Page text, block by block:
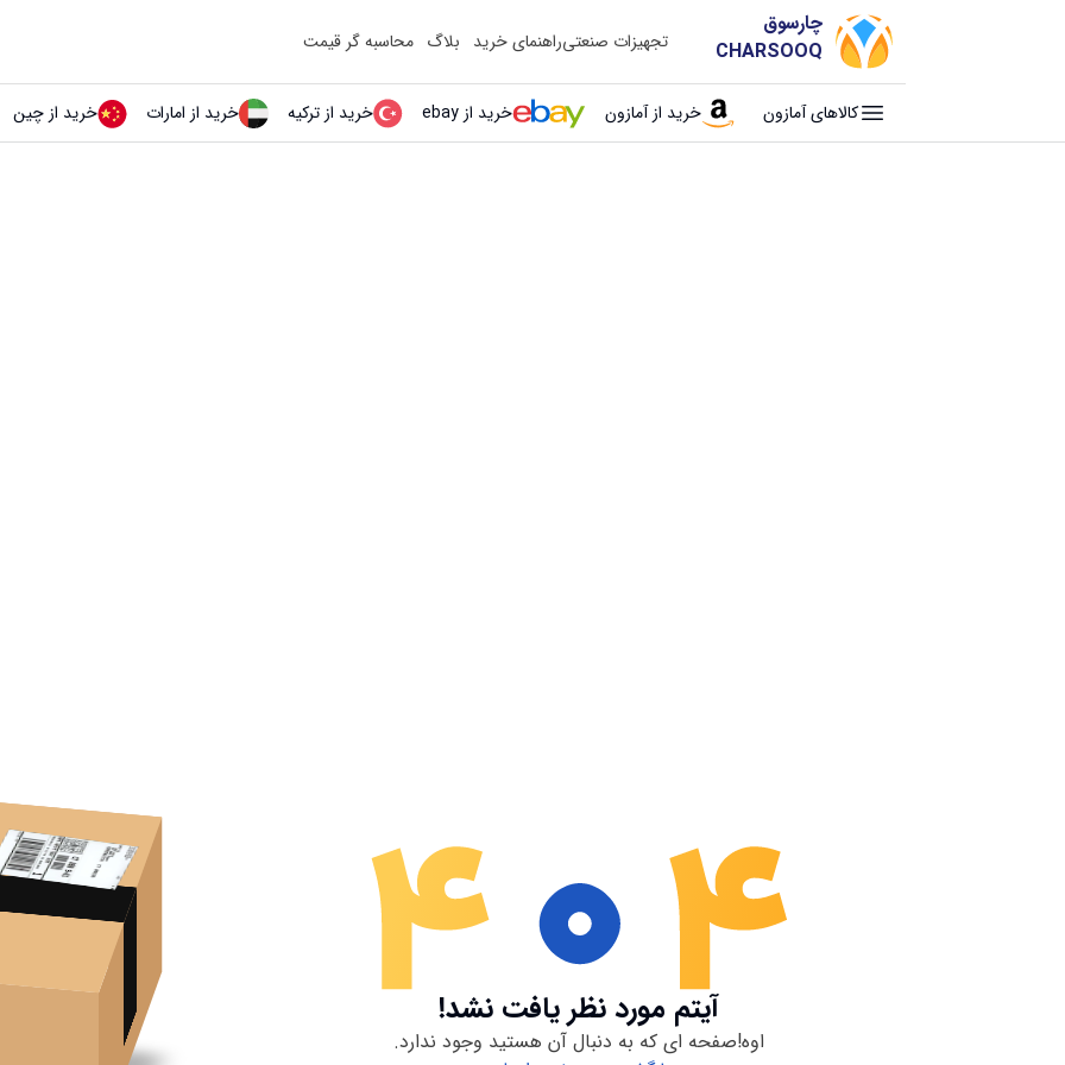
چارسوق
CHARSOOQ
تجهیزات صنعتیراهنمای خرید بلاگ محاسبه گر قیمت
کالاهای آمازون خرید از آمازون خرید از ebay خرید از ترکیه خرید از امارات خرید از چین
آیتم مورد نظر یافت نشد!
اوه!صفحه ای که به دنبال آن هستید وجود ندارد.